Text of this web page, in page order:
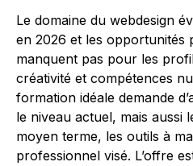
Le domaine du webdesign
en 2026 et les opportunités
manquent pas pour les
créativité et compétences
formation idéale demande
le niveau actuel, mais aussi
moyen terme, les outils à
professionnel visé. L’offre